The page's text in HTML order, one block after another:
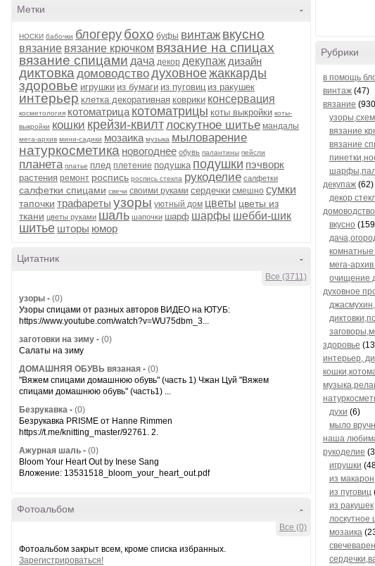
-
Метки
НОСКИ бабочки блогеру бохо буфы винтаж вкусно
вязание вязание крючком вязание на спицах
вязание спицами дача декор декупаж дизайн
диктовка домоводстводуховноежаккарды
здоровье игрушки из бумаги из пуговиц из ракушек
интерьер клетка декоративная коврики консервация
косметология котоматрица котоматрицы коты выкройки коты-
выкройки кошки крейзи-квилтлоскутное шитье мандалы
мега-архив мини-садики мозаика музыка мыловарение
натуркосметика новогоднее обувь палантины пейсли
планета платье плед плетение подушка подушки пэчворк
растения ремонт роспись роспись стекла рукоделие салфетки
салфетки спицами свечи своими руками сердечки смешно сумки
тапочки трафареты узоры уютный дом цветы цветы из
ткани цветы руками шаль шапочки шарф шарфы шебби-шик
шитье шторы юмор
-
Цитатник
Все (3711)
узоры - (0)
Узоры спицами от разных авторов ВИДЕО на ЮТУБ:
https://www.youtube.com/watch?v=WU75dbm_3...
заготовки на зиму - (0)
Салаты на зиму
ДОМАШНЯЯ ОБУВЬ вязаная - (0)
"Вяжем спицами домашнюю обувь" (часть 1) Чжан Цуй "Вяжем
спицами домашнюю обувь" (часть1) ...
Безрукавка - (0)
Безрукавка PRISME от Hanne Rimmen
https://t.me/knitting_master/92761. 2.
Ажурная шаль - (0)
Bloom Your Heart Out by Inese Sang
Вложение: 13531518_bloom_your_heart_out.pdf
-
Фотоальбом
Все (0)
Фотоальбом закрыт всем, кроме списка избранных.
Зарегистрироваться!
Рубрики
в помощь
винтаж (47)
вязание
вязание
вязание
декупаж (62)
декор
домоводство
вкусно
комнатные
мега-
очищение
духовное
здоровье
интерьер,
духи (6)
мыло
наша
рукоделие
игрушки
из макарон
из пуговиц
из ракушек
лоскутное
мозаика